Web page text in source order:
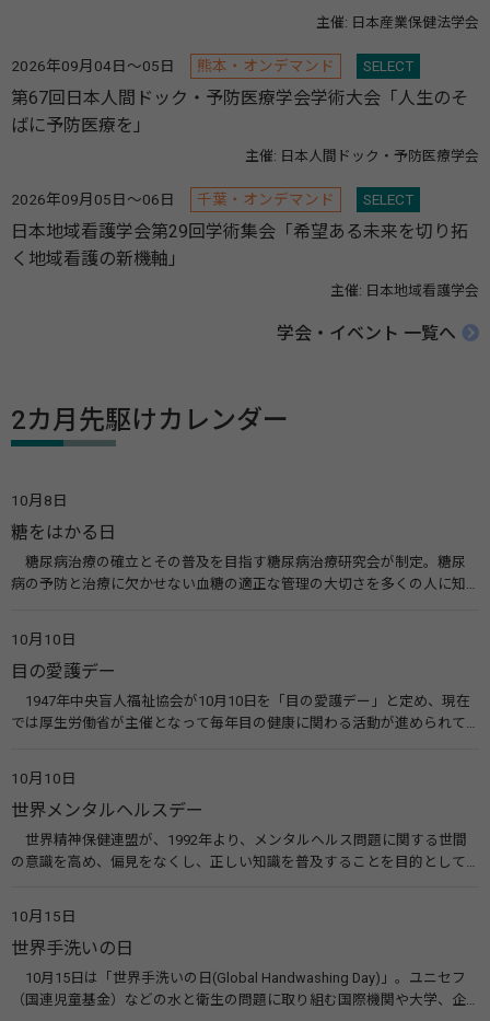
主催: 日本産業保健法学会
2026年09月04日～05日 熊本・オンデマンド SELECT
第67回日本人間ドック・予防医療学会学術大会「人生のそ
ばに予防医療を」
主催: 日本人間ドック・予防医療学会
2026年09月05日～06日 千葉・オンデマンド SELECT
日本地域看護学会第29回学術集会「希望ある未来を切り拓
く地域看護の新機軸」
主催: 日本地域看護学会
学会・イベント 一覧へ
2カ月先駆けカレンダー
10月8日
糖をはかる日
糖尿病治療の確立とその普及を目指す糖尿病治療研究会が制定。糖尿
病の予防と治療に欠かせない血糖の適正な管理の大切さを多くの人に知
療研究会） 糖尿病ネットワーク
10月10日
目の愛護デー
1947年中央盲人福祉協会が10月10日を「目の愛護デー」と定め、現在
では厚生労働省が主催となって毎年目の健康に関わる活動が進められて
会）
10月10日
世界メンタルヘルスデー
世界精神保健連盟が、1992年より、メンタルヘルス問題に関する世間
の意識を高め、偏見をなくし、正しい知識を普及することを目的として、
す。 関連リンク 世界メンタルヘルスデー（厚生労働省） 働く人のメンタ
ルヘルス・ポータルサイト「こころの耳」（厚生労働省）
10月15日
世界手洗いの日
10月15日は「世界手洗いの日(Global Handwashing Day)」。ユニセフ
（国連児童基金）などの水と衛生の問題に取り組む国際機関や大学、企